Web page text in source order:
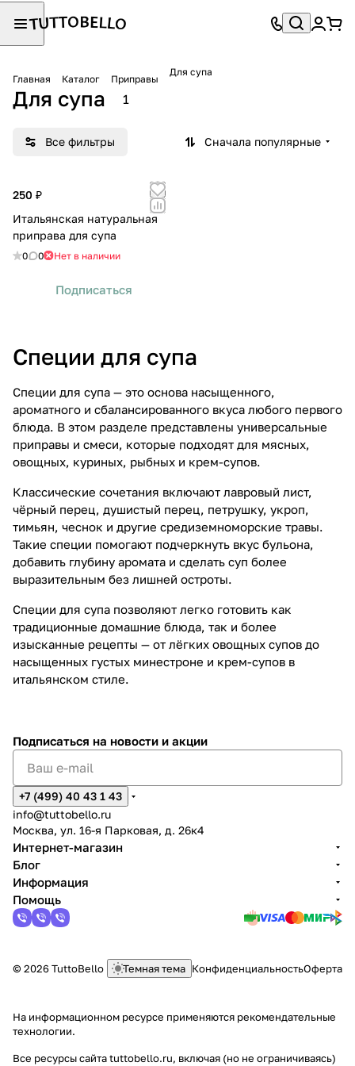
Главная Каталог Приправы
Для супа
Для супа 1
Все фильтры Сначала популярные
250 ₽
Итальянская натуральная
приправа для супа
0 0 Нет в наличии
Подписаться
Специи для супа
Специи для супа — это основа насыщенного,
ароматного и сбалансированного вкуса любого первого
блюда. В этом разделе представлены универсальные
приправы и смеси, которые подходят для мясных,
овощных, куриных, рыбных и крем-супов.
Классические сочетания включают лавровый лист,
чёрный перец, душистый перец, петрушку, укроп,
тимьян, чеснок и другие средиземноморские травы.
Такие специи помогают подчеркнуть вкус бульона,
добавить глубину аромата и сделать суп более
выразительным без лишней остроты.
Специи для супа позволяют легко готовить как
традиционные домашние блюда, так и более
изысканные рецепты — от лёгких овощных супов до
насыщенных густых минестроне и крем-супов в
итальянском стиле.
Подписаться на новости и акции
+7 (499) 40 43 1 43
info@tuttobello.ru
Москва, ул. 16-я Парковая, д. 26к4
Интернет-магазин
Блог
Информация
Помощь
© 2026 TuttoBello Темная тема КонфиденциальностьОферта
На информационном ресурсе применяются рекомендательные
технологии.
Все ресурсы сайта tuttobello.ru, включая (но не ограничиваясь)